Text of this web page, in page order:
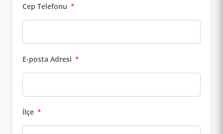
Cep Telefonu *
E-posta Adresi *
İlçe *